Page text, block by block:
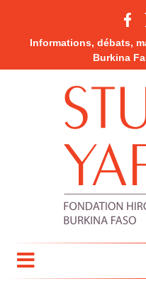
Informations, débats,
Burkina